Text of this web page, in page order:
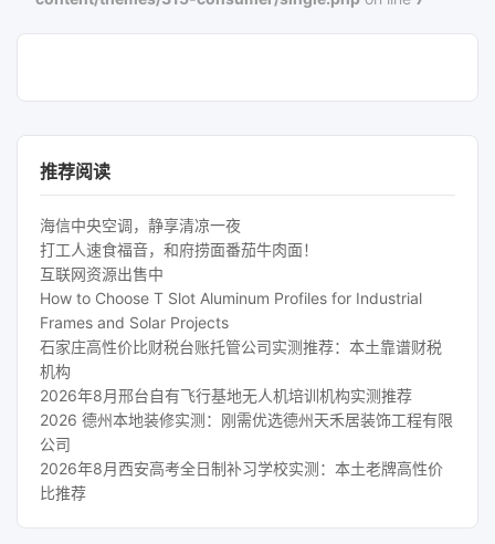
推荐阅读
海信中央空调，静享清凉一夜
打工人速食福音，和府捞面番茄牛肉面！
互联网资源出售中
How to Choose T Slot Aluminum Profiles for Industrial
Frames and Solar Projects
石家庄高性价比财税台账托管公司实测推荐：本土靠谱财税
机构
2026年8月邢台自有飞行基地无人机培训机构实测推荐
2026 德州本地装修实测：刚需优选德州天禾居装饰工程有限
公司
2026年8月西安高考全日制补习学校实测：本土老牌高性价
比推荐